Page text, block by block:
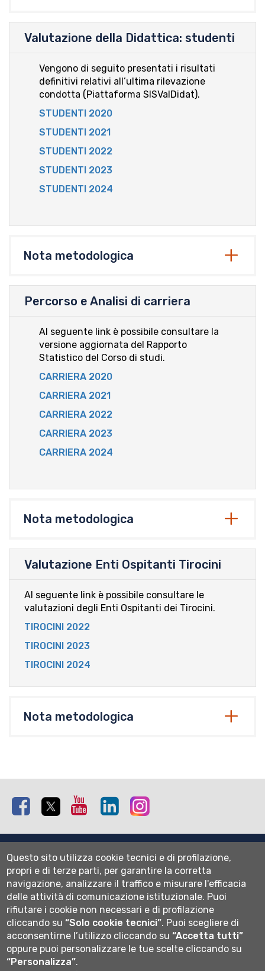
Valutazione della Didattica: studenti
Vengono di seguito presentati i risultati
definitivi relativi all’ultima rilevazione
condotta (Piattaforma SISValDidat).
STUDENTI 2020
STUDENTI 2021
STUDENTI 2022
STUDENTI 2023
STUDENTI 2024
Nota metodologica
Percorso e Analisi di carriera
Al seguente link è possibile consultare la
versione aggiornata del Rapporto
Statistico del Corso di studi.
CARRIERA 2020
CARRIERA 2021
CARRIERA 2022
CARRIERA 2023
CARRIERA 2024
Nota metodologica
Valutazione Enti Ospitanti Tirocini
Al seguente link è possibile consultare le
valutazioni degli Enti Ospitanti dei Tirocini.
TIROCINI 2022
TIROCINI 2023
TIROCINI 2024
Nota metodologica
Facebook Twitter Youtube Linkedin
Mappa del sito
Normativa cookie
Informativa privacy
Cookie settings
Wi-fi
Webmail
Questo sito utilizza cookie tecnici e di profilazione,
propri e di terze parti, per garantire la corretta
navigazione, analizzare il traffico e misurare l'efficacia
delle attività di comunicazione istituzionale. Puoi
rifiutare i cookie non necessari e di profilazione
cliccando su“Solo cookie tecnici”. Puoi scegliere di
acconsentirne l’utilizzo cliccando su“Accetta tutti”
oppure puoi personalizzare le tue scelte cliccando su
“Personalizza”.